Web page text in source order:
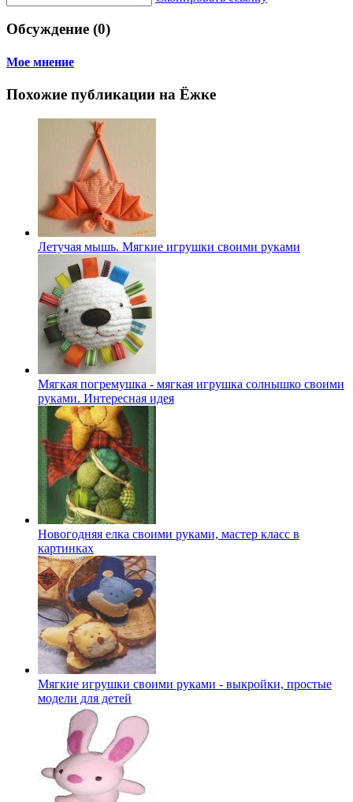
Обсуждение (0)
Мое мнение
Похожие публикации на Ёжке
Летучая мышь. Мягкие игрушки своими руками
Мягкая погремушка - мягкая игрушка солнышко своими
руками. Интересная идея
Новогодняя елка своими руками, мастер класс в
картинках
Мягкие игрушки своими руками - выкройки, простые
модели для детей